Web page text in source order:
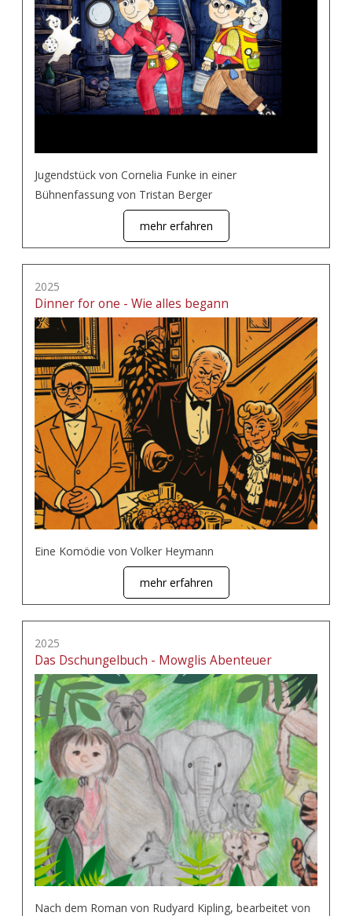
Jugendstück von Cornelia Funke in einer
Bühnenfassung von Tristan Berger
mehr erfahren
2025
Dinner for one - Wie alles begann
Eine Komödie von Volker Heymann
mehr erfahren
2025
Das Dschungelbuch - Mowglis Abenteuer
Nach dem Roman von Rudyard Kipling, bearbeitet von